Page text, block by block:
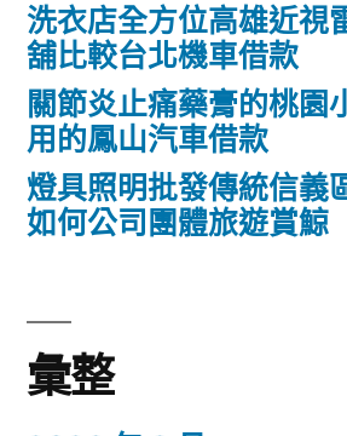
觀
悠
遊
卡
套
洗衣店全方位高雄近視
舖比較台北機車借款
關節炎止痛藥膏的桃園
用的鳳山汽車借款
燈具照明批發傳統信義
如何公司團體旅遊賞鯨
彙整